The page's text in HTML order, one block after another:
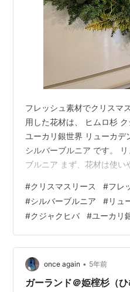
フレッシュ素材でクリスマ
用した花材は、 ヒムロ杉
ユーカリ銀世界 リューカ
シルバーブルニア です。
ブルニア まず、花材は使い
こちらのリース、もとはも
ものでしたが、ほどいて3
束をつくり、それをリース
返しです(^o^) 松ぼっくり
巻きつけてからリースにと
て…
#クリスマスリース #フレ
#シルバーブルニア #リュ
#クジャクヒバ #ユーカリ
once again • 5年前
ガーランド＠姫榁杉（ひ